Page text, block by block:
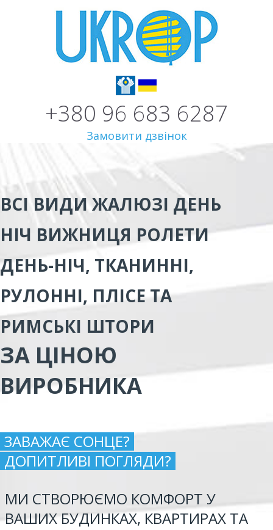
+380 96 683 6287
Замовити дзвінок
ВСІ ВИДИЖАЛЮЗІ ДЕНЬ
НІЧ ВИЖНИЦЯ РОЛЕТИ
ДЕНЬ-НІЧ, ТКАНИННІ,
РУЛОННІ, ПЛІСЕ ТА
РИМСЬКІ ШТОРИ
ЗА ЦІНОЮ
ВИРОБНИКА
ЗАВАЖАЄ СОНЦЕ?
ДОПИТЛИВІ ПОГЛЯДИ?
МИ СТВОРЮЄМО КОМФОРТ У
ВАШИХ БУДИНКАХ, КВАРТИРАХ ТА